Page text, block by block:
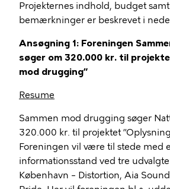
Projekternes indhold, budget
bemærkninger er beskrevet i
Ansøgning 1: Foreningen
søger om 320.000 kr. til
mod drugging”
Resume
Sammen mod drugging søger
320.000 kr. til projektet
Foreningen vil være til stede med
informationsstand ved tre
København – Distortion, Aia